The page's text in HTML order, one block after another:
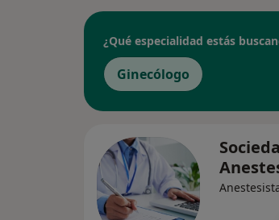
¿Qué especialidad estás
Ginecólogo